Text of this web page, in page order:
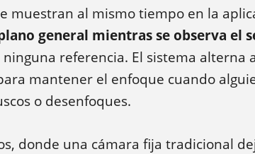
muestran al mismo tiempo en la
general mientras se observa el
referencia. El sistema alterna
mantener el enfoque cuando
o desenfoques.
donde una cámara fija tradicional